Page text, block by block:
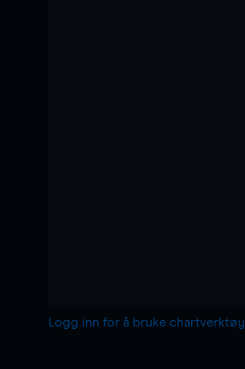
Logg inn for å bruke chartverktøy